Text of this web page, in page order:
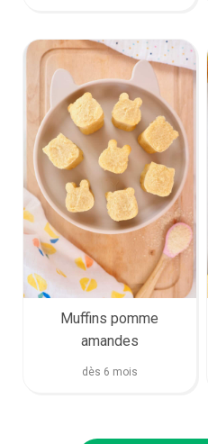
Muffins pomme
amandes
dès 6 mois